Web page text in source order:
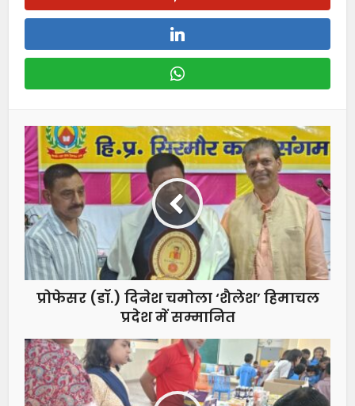
प्रोफेसर (डॉ.) दिनेश चमोला ‘शैलेश’ हिमाचल
प्रदेश में सम्मानित